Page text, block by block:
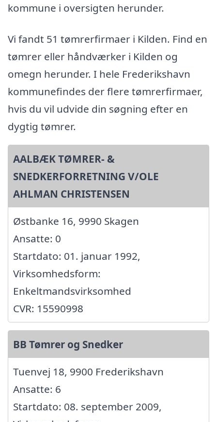
kommune i oversigten herunder.
Vi fandt 51 tømrerfirmaer i Kilden. Find en
tømrer eller håndværker i Kilden og
omegn herunder. I hele Frederikshavn
kommunefindes der flere tømrerfirmaer,
hvis du vil udvide din søgning efter en
dygtig tømrer.
AALBÆK TØMRER- &
SNEDKERFORRETNING V/OLE
AHLMAN CHRISTENSEN
Østbanke 16, 9990 Skagen
Ansatte: 0
Startdato: 01. januar 1992,
Virksomhedsform:
Enkeltmandsvirksomhed
CVR: 15590998
BB Tømrer og Snedker
Tuenvej 18, 9900 Frederikshavn
Ansatte: 6
Startdato: 08. september 2009,